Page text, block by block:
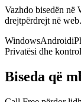
Vazhdo bisedën
drejtpërdrejt në web.
WindowsAndroid
Privatësi dhe
Biseda që